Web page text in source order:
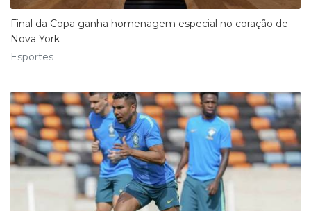
Final da Copa ganha homenagem especial no coração de
Nova York
Esportes